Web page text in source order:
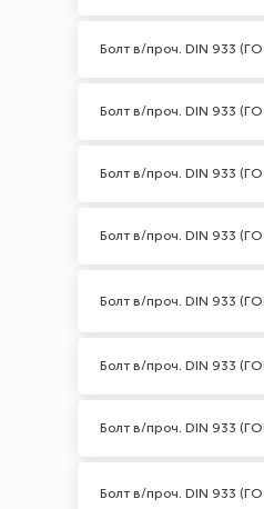
Болт в/проч. DIN 933
Болт в/проч. DIN 933
Болт в/проч. DIN 933
Болт в/проч. DIN 933
Болт в/проч. DIN 933
Болт в/проч. DIN 933
Болт в/проч. DIN 933
Болт в/проч. DIN 933